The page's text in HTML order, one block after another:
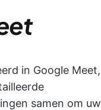
in Google Meet,
samen om uw